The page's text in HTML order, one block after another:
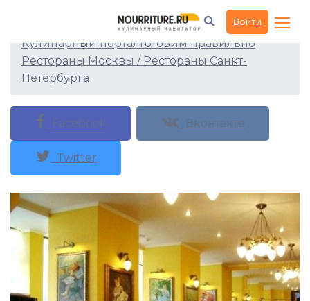
Войти
Ресторан Жизнь удалась
Кулинарный порталГотовим правильно
Рестораны Москвы / Рестораны Санкт-
Петербурга
Facebook Вконтакте
Twitter